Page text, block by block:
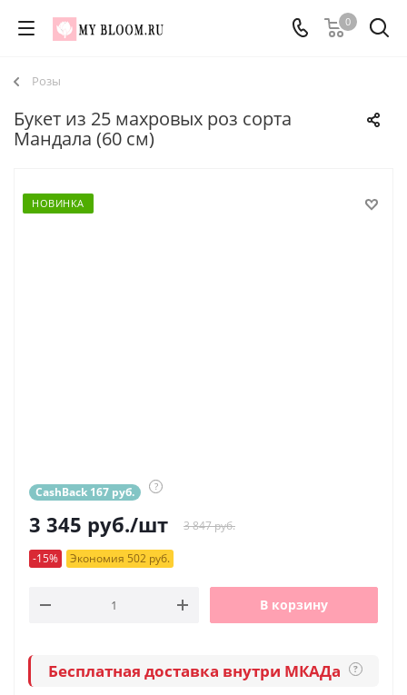
0
Розы
Букет из 25 махровых роз сорта
Мандала (60 см)
НОВИНКА
CashBack 167 руб. ?
3 345 руб./шт 3 847 руб.
-15% Экономия 502 руб.
В корзину
Бесплатная доставка внутри МКАДа ?